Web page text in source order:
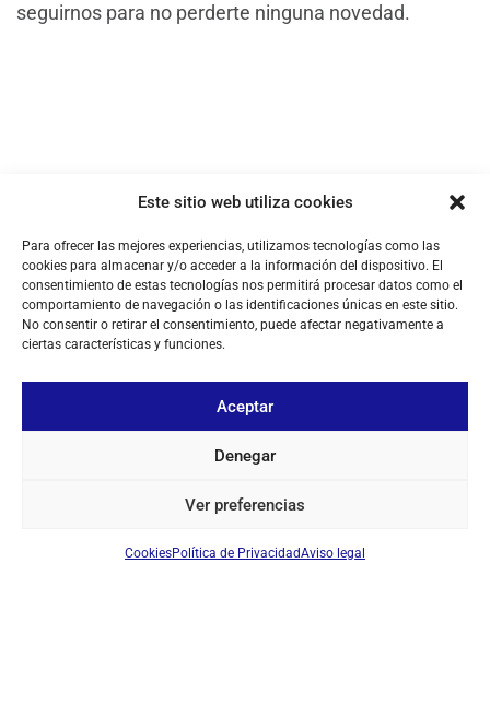
Este sitio web utiliza cookies
Para ofrecer las mejores experiencias, utilizamos tecnologías como las
cookies para almacenar y/o acceder a la información del dispositivo. El
consentimiento de estas tecnologías nos permitirá procesar datos como el
comportamiento de navegación o las identificaciones únicas en este sitio.
No consentir o retirar el consentimiento, puede afectar negativamente a
ciertas características y funciones.
Aceptar
Denegar
Ver preferencias
CookiesPolítica de PrivacidadAviso legal
seguirnos para no perderte ninguna novedad.